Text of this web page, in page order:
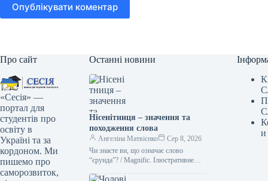
Опублікувати коментар
Про сайт
«Сесія» —
портал для
студентів про
освіту в
Україні та за
кордоном. Ми
пишемо про
саморозвиток,
Останні новини
Нісенітниця – значення та
походження слова
Ангеліна Матвієнко
Сер 8, 2026
Чи знаєте ви, що означає слово
“єрунда”? / Magnific. Ілюстративне
цікавішим за його зміст. Адже…
и